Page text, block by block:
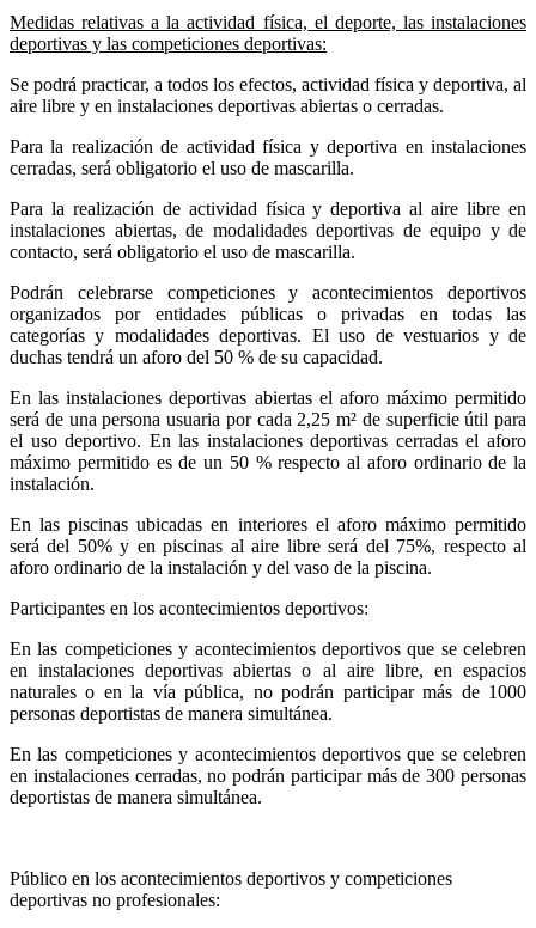
Medidas relativas a la actividad física, el deporte, las instalaciones
deportivas y las competiciones deportivas:
Se podrá practicar, a todos los efectos, actividad física y deportiva, al
aire libre y en instalaciones deportivas abiertas o cerradas.
Para la realización de actividad física y deportiva en instalaciones
cerradas, será obligatorio el uso de mascarilla.
Para la realización de actividad física y deportiva al aire libre en
instalaciones abiertas, de modalidades deportivas de equipo y de
contacto, será obligatorio el uso de mascarilla.
Podrán celebrarse competiciones y acontecimientos deportivos
organizados por entidades públicas o privadas en todas las
categorías y modalidades deportivas. El uso de vestuarios y de
duchas tendrá un aforo del 50 % de su capacidad.
En las instalaciones deportivas abiertas el aforo máximo permitido
será de una persona usuaria por cada 2,25 m² de superficie útil para
el uso deportivo. En las instalaciones deportivas cerradas el aforo
máximo permitido es de un 50 % respecto al aforo ordinario de la
instalación.
En las piscinas ubicadas en interiores el aforo máximo permitido
será del 50% y en piscinas al aire libre será del 75%, respecto al
aforo ordinario de la instalación y del vaso de la piscina.
Participantes en los acontecimientos deportivos:
En las competiciones y acontecimientos deportivos que se celebren
en instalaciones deportivas abiertas o al aire libre, en espacios
naturales o en la vía pública, no podrán participar más de 1000
personas deportistas de manera simultánea.
En las competiciones y acontecimientos deportivos que se celebren
en instalaciones cerradas, no podrán participar más de 300 personas
deportistas de manera simultánea.
Público en los acontecimientos deportivos y competiciones
deportivas no profesionales: